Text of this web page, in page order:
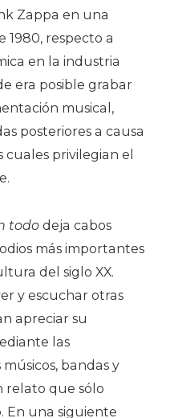
Zappa en una
1980, respecto a
en la industria
era posible grabar
musical,
posteriores a causa
privilegian el
todo deja cabos
más importantes
del siglo XX.
y escuchar otras
apreciar su
las
bandas y
relato que sólo
En una siguiente